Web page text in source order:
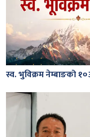
स्व. भुविक्रम नेम्बाङको